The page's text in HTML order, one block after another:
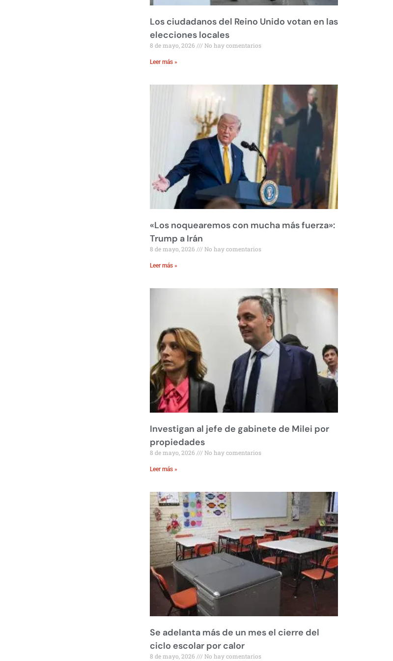
Los ciudadanos del Reino Unido votan en las
elecciones locales
8 de mayo, 2026 No hay comentarios
Leer más »
«Los noquearemos con mucha más fuerza»:
Trump a Irán
8 de mayo, 2026 No hay comentarios
Leer más »
Investigan al jefe de gabinete de Milei por
propiedades
8 de mayo, 2026 No hay comentarios
Leer más »
Se adelanta más de un mes el cierre del
ciclo escolar por calor
8 de mayo, 2026 No hay comentarios